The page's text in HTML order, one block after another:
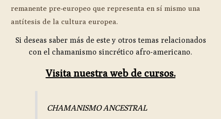
remanente pre-europeo que representa en sí mismo una
antítesis de la cultura europea.
Si deseas saber más de este y otros temas relacionados
con el chamanismo sincrético afro-americano.
Visita nuestra web de cursos.
CHAMANISMO ANCESTRAL